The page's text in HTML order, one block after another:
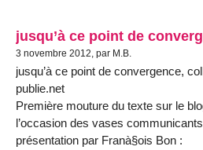
jusqu’à ce point de
3 novembre 2012, par M.B.
jusqu’à ce point de convergence,
publie.net
Première mouture du texte sur le
l’occasion des vases
présentation par Franà§ois Bon :